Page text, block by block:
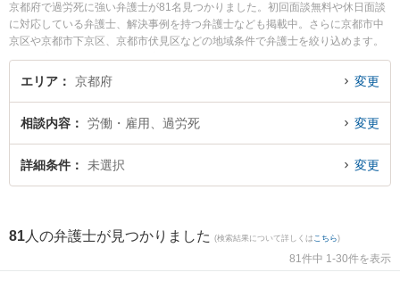
京都府で過労死に強い弁護士が81名見つかりました。初回面談無料や休日面談
に対応している弁護士、解決事例を持つ弁護士なども掲載中。さらに京都市中
京区や京都市下京区、京都市伏見区などの地域条件で弁護士を絞り込めます。
労働・雇用に関係する不当解雇や退職勧奨、内定取消等の細かな分野での絞り
込み検索もでき便利です。特に弁護士法人富士パートナーズ 富士パートナーズ
費用、強みなどが注目されています。『京都府で土日や夜間に発生した過労死
のトラブルを今すぐに弁護士に相談したい』『過労死のトラブル解決の実績豊
富な近くの弁護士を検索したい』『初回相談無料で過労死を法律相談できる京
エリア 京都府 変更
相談内容 労働・雇用、過労死 変更
詳細条件 未選択 変更
81 人の弁護士が見つかりました (検索結果について詳しくは こちら)
81件中 1-30件を表示